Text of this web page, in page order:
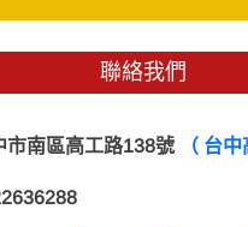
聯絡我們
市南區高工路138號 （ 台